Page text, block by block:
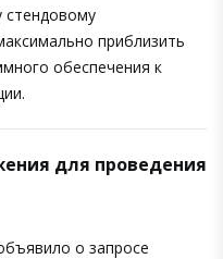
стендовому
приблизить
обеспечения к
для проведения
о запросе